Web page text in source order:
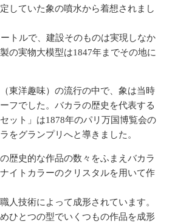
していた象の噴水から着想されまし
トルで、建設そのものは実現しなか
の実物大模型は1847年までその地に
東洋趣味）の流行の中で、象は当時
フでした。バカラの歴史を代表する
ット」は1878年のパリ万国博覧会の
をグランプリへと導きました。
歴史的な作品の数々をふまえバカラ
イトカラーのクリスタルを用いて作
人技術によって成形されています。
ひとつの型でいくつもの作品を成形